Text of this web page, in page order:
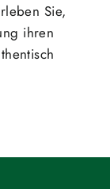
Sie,
ihren